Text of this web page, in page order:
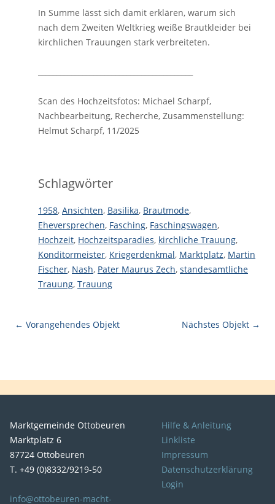
In Summe lässt sich damit erklären, warum sich
nach dem Zweiten Weltkrieg weiße Brautkleider bei
kirchlichen Trauungen stark verbreiteten.
Scan des Hochzeitsfotos: Michael Scharpf,
Nachbearbeitung, Recherche, Zusammenstellung:
Helmut Scharpf, 11/2025
Schlagwörter
1958, Ansichten, Basilika, Brautmode,
Eheversprechen, Fasching, Faschingswagen,
Hochzeit, Hochzeitsparadies, kirchliche Trauung,
Konditormeister, Kriegerdenkmal, Marktplatz, Martin
Fischer, Nash, Pater Maurus Zech, standesamtliche
Trauung, Trauung
← Vorangehendes Objekt Nächstes Objekt →
Marktgemeinde Ottobeuren
Marktplatz 6
87724 Ottobeuren
T. +49 (0)8332/9219-50
info@ottobeuren-macht-
Hilfe & Anleitung
Linkliste
Impressum
Datenschutzerklärung
Login